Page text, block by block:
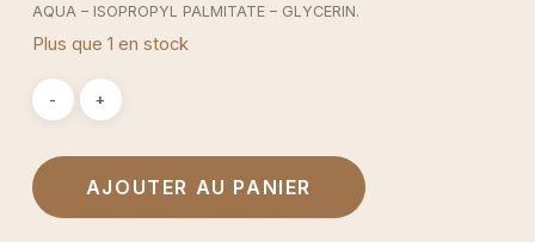
AQUA – ISOPROPYL PALMITATE – GLYCERIN.
ERA/POLYGLYCERYL-3 ESTERS (CIRE D’ACACIA JOJOBA –
TOURNESOL) – CAPRYLIC/CAPRIC TRIGLYCERIDE – GLYCERYL
POLYSORBATE 20 – HYDROGENATED COCONUT OIL (HUILE
NOIX DE COCO) – ARGANIA SPINOSA OIL (HUILE D’ARGAN) –
Plus que 1 en stock
AJOUTER AU PANIER